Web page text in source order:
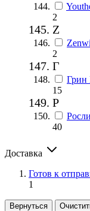
2
Z
2
Г
Грин
15
Р
40
Доставка
Готов к
1
Вернуться